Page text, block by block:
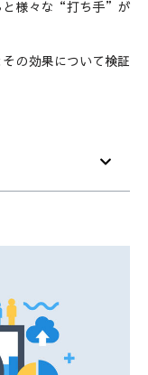
と様々な“打ち手”が
の効果について検証